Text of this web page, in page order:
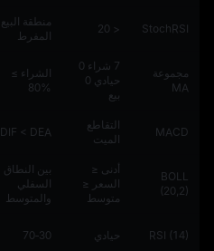
StochRSI
< 20
منطقة البيع
المفرط
مجموعة
MA
7 شراء 0
حيادي 0
بيع
الشراء ≥
%80
MACD
التقاطع
الميت
DIF < DEA
BOLL
(20,2)
أدنى ≤
السعر ≤
متوسط
بين النطاق
السفلي
والمتوسط
RSI (14) حيادي 30‑70